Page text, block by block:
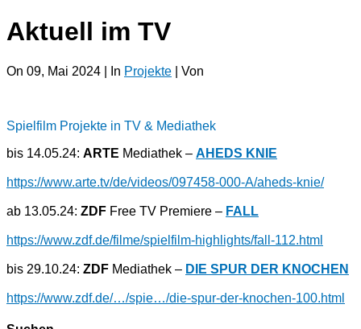
Aktuell im TV
On 09, Mai 2024 | In Projekte | Von
Spielfilm Projekte in TV & Mediathek
bis 14.05.24: ARTE Mediathek – AHEDS KNIE
https://www.arte.tv/de/videos/097458-000-A/aheds-knie/
ab 13.05.24: ZDF Free TV Premiere – FALL
https://www.zdf.de/filme/spielfilm-highlights/fall-112.html
bis 29.10.24: ZDF Mediathek – DIE SPUR DER KNOCHEN
https://www.zdf.de/…/spie…/die-spur-der-knochen-100.html